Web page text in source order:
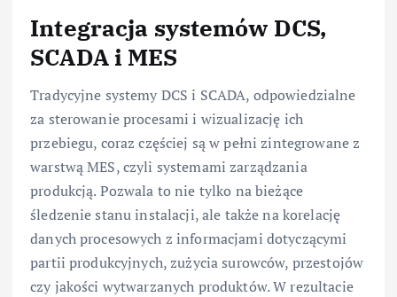
Integracja systemów DCS,
SCADA i MES
Tradycyjne systemy DCS i SCADA, odpowiedzialne
za sterowanie procesami i wizualizację ich
przebiegu, coraz częściej są w pełni zintegrowane z
warstwą MES, czyli systemami zarządzania
produkcją. Pozwala to nie tylko na bieżące
śledzenie stanu instalacji, ale także na korelację
danych procesowych z informacjami dotyczącymi
partii produkcyjnych, zużycia surowców, przestojów
czy jakości wytwarzanych produktów. W rezultacie